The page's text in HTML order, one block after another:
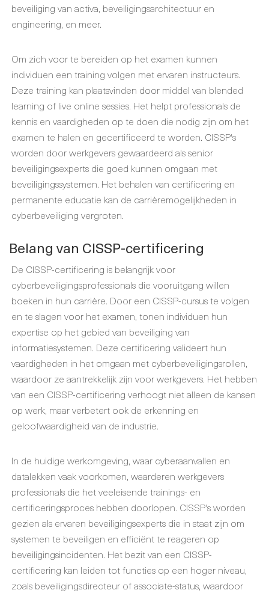
beveiliging van activa, beveiligingsarchitectuur en
engineering, en meer.
Om zich voor te bereiden op het examen kunnen
individuen een training volgen met ervaren instructeurs.
Deze training kan plaatsvinden door middel van blended
learning of live online sessies. Het helpt professionals de
kennis en vaardigheden op te doen die nodig zijn om het
examen te halen en gecertificeerd te worden. CISSP's
worden door werkgevers gewaardeerd als senior
beveiligingsexperts die goed kunnen omgaan met
beveiligingssystemen. Het behalen van certificering en
permanente educatie kan de carrièremogelijkheden in
cyberbeveiliging vergroten.
Belang van CISSP-certificering
De CISSP-certificering is belangrijk voor
cyberbeveiligingsprofessionals die vooruitgang willen
boeken in hun carrière. Door een CISSP-cursus te volgen
en te slagen voor het examen, tonen individuen hun
expertise op het gebied van beveiliging van
informatiesystemen. Deze certificering valideert hun
vaardigheden in het omgaan met cyberbeveiligingsrollen,
waardoor ze aantrekkelijk zijn voor werkgevers. Het hebben
van een CISSP-certificering verhoogt niet alleen de kansen
op werk, maar verbetert ook de erkenning en
geloofwaardigheid van de industrie.
In de huidige werkomgeving, waar cyberaanvallen en
datalekken vaak voorkomen, waarderen werkgevers
professionals die het veeleisende trainings- en
certificeringsproces hebben doorlopen. CISSP's worden
gezien als ervaren beveiligingsexperts die in staat zijn om
systemen te beveiligen en efficiënt te reageren op
beveiligingsincidenten. Het bezit van een CISSP-
certificering kan leiden tot functies op een hoger niveau,
zoals beveiligingsdirecteur of associate-status, waardoor